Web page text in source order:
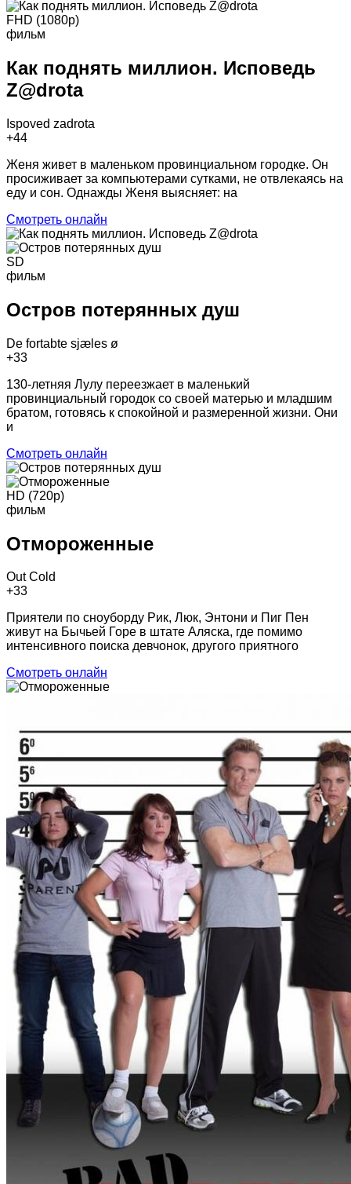
FHD (1080p)
фильм
Как поднять миллион. Исповедь
Z@drota
Ispoved zadrota
+44
Женя живет в маленьком провинциальном городке. Он
просиживает за компьютерами сутками, не отвлекаясь на
еду и сон. Однажды Женя выясняет: на
Смотреть онлайн
SD
фильм
Остров потерянных душ
De fortabte sjæles ø
+33
130-летняя Лулу переезжает в маленький
провинциальный городок со своей матерью и младшим
братом, готовясь к спокойной и размеренной жизни. Они
и
Смотреть онлайн
HD (720p)
фильм
Отмороженные
Out Cold
+33
Приятели по сноуборду Рик, Люк, Энтони и Пиг Пен
живут на Бычьей Горе в штате Аляска, где помимо
интенсивного поиска девчонок, другого приятного
Смотреть онлайн